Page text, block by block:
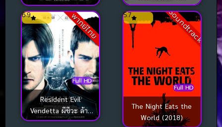
พากย์ไทย
Full HD
6.9
Resident Evil
Vendetta ผีชีวะ ล้าง
บางเชื้อคลั่ง (2017)
Soundtrack
Full HD
5.7
The Night Eats the
World (2018)